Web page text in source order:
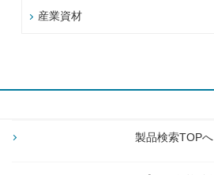
産業資材
製品検索TOPへ